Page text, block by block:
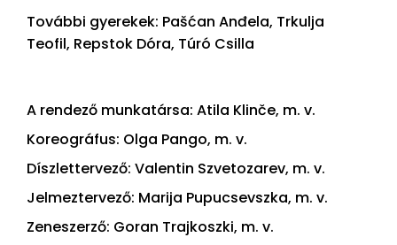
További gyerekek: Pašćan Anđela, Trkulja
Teofil, Repstok Dóra, Túró Csilla
A rendező munkatársa: Atila Klinče, m. v.
Koreográfus: Olga Pango, m. v.
Díszlettervező: Valentin Szvetozarev, m. v.
Jelmeztervező: Marija Pupucsevszka, m. v.
Zeneszerző: Goran Trajkoszki, m. v.